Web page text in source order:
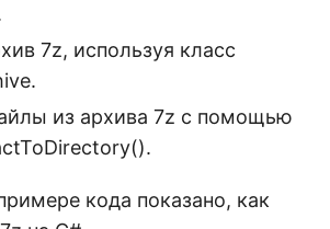
7z, используя класс
из архива 7z с помощью
кода показано, как